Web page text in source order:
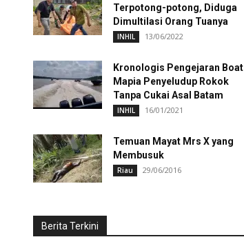
Terpotong-potong, Diduga
Dimultilasi Orang Tuanya
INHIL 13/06/2022
Kronologis Pengejaran Boat
Mapia Penyeludup Rokok
Tanpa Cukai Asal Batam
INHIL 16/01/2021
Temuan Mayat Mrs X yang
Membusuk
Riau 29/06/2016
Berita Terkini